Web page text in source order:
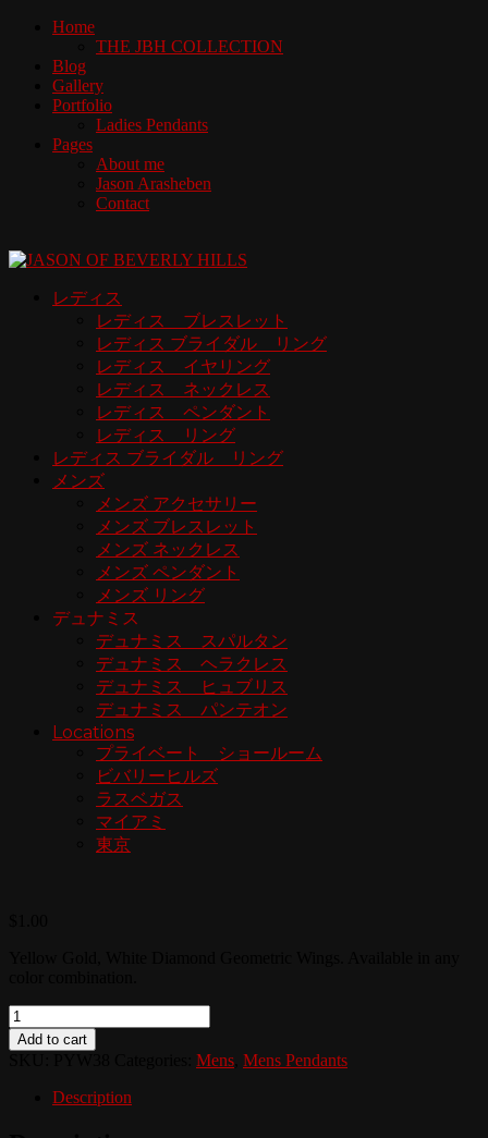
Home
THE JBH COLLECTION
Blog
Gallery
Portfolio
Ladies Pendants
Pages
About me
Jason Arasheben
Contact
レディス
レディス ブレスレット
レディス ブライダル リング
レディス イヤリング
レディス ネックレス
レディス ペンダント
レディス リング
レディス ブライダル リング
メンズ
メンズ アクセサリー
メンズ ブレスレット
メンズ ネックレス
メンズ ペンダント
メンズ リング
デュナミス
デュナミス スパルタン
デュナミス ヘラクレス
デュナミス ヒュブリス
デュナミス パンテオン
Locations
プライベート ショールーム
ビバリーヒルズ
ラスベガス
マイアミ
東京
Quantity
Add to cart
Mens Mens Pendants
Description